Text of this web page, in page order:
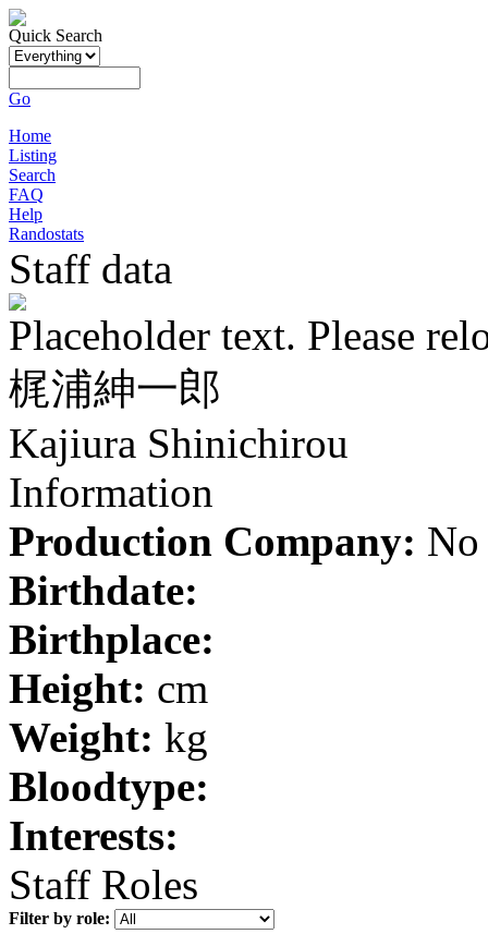
Quick Search
Go
Home
Listing
Search
FAQ
Help
Randostats
Staff data
Placeholder text. Please
梶浦紳一郎
Kajiura Shinichirou
Information
Production Company: No
Birthdate:
Birthplace:
Height: cm
Weight: kg
Bloodtype:
Interests:
Staff Roles
Filter by role: